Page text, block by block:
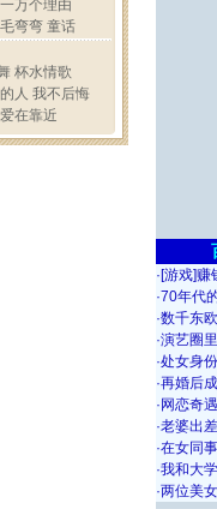
· [游戏]赚
·70年代
·数千东
·演艺圈
·处女身
·再婚后
· 网恋奇
·老婆出
·在女同
·我和大
·两位美